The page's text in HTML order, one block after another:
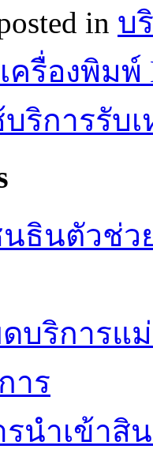
in บ
ครื่องพิมพ์
ริการรับ
ธินตัวช่ว
ดบริการ
าร
รนำเข้า